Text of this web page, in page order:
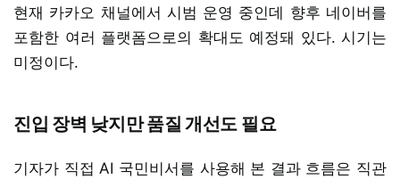
현재 카카오 채널에서 시범 운영 중인데 향후 네이버를
포함한 여러 플랫폼으로의 확대도 예정돼 있다. 시기는
미정이다.
진입 장벽 낮지만 품질 개선도 필요
기자가 직접 AI 국민비서를 사용해 본 결과 흐름은 직관